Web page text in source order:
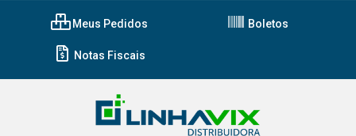
Meus Pedidos Boletos
Notas Fiscais